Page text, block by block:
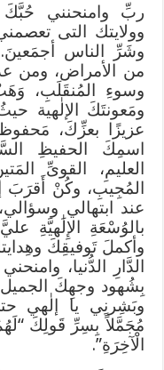
ربِّ وامنحنني
وولايتك التى
وشَرِّ الناس
من الأمراض، ومن
وسوءِ المُنقَلَبِ،
ومَعونتَكَ الإلٰهية
عزيزًا بعزِّكَ،
اسمِكَ الحفيظِ
العليمِ، القوىِّ
المُجِيبِ، وكُنْ
عند ابتهالي
بالوُسْعَةِ الإِلَٰهيَّةِ
وأكملَ تَوفيقِكَ
الدَّارِ الدُّنيا،
بِشُهود وجهِكَ
وبَشِرنِي يا إلٰهي
مُجَمَّلاً بِسِرِّ قَولِكَ
الْآخِرَةِ”.